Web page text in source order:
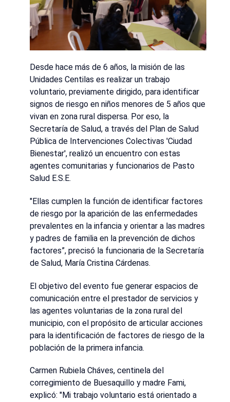
Desde hace más de 6 años, la misión de las
Unidades Centilas es realizar un trabajo
voluntario, previamente dirigido, para identificar
signos de riesgo en niños menores de 5 años que
vivan en zona rural dispersa. Por eso, la
Secretaría de Salud, a través del Plan de Salud
Pública de Intervenciones Colectivas 'Ciudad
Bienestar', realizó un encuentro con estas
agentes comunitarias y funcionarios de Pasto
Salud E.S.E.
"Ellas cumplen la función de identificar factores
de riesgo por la aparición de las enfermedades
prevalentes en la infancia y orientar a las madres
y padres de familia en la prevención de dichos
factores”, precisó la funcionaria de la Secretaría
de Salud, María Cristina Cárdenas.
El objetivo del evento fue generar espacios de
comunicación entre el prestador de servicios y
las agentes voluntarias de la zona rural del
municipio, con el propósito de articular acciones
para la identificación de factores de riesgo de la
población de la primera infancia.
Carmen Rubiela Cháves, centinela del
corregimiento de Buesaquillo y madre Fami,
explicó: "Mi trabajo voluntario está orientado a